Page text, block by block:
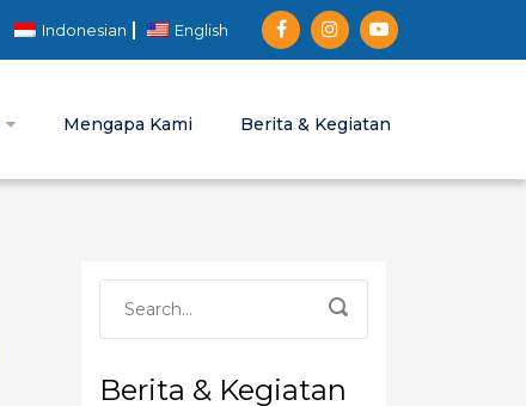
Indonesian English
Mengapa Kami Berita & Kegiatan
Berita & Kegiatan